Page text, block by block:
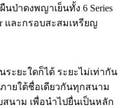
ป่าดงพญาเย็นทั้ง 6 Series
และกรอบสะสมเหรียญ
ระยะใดก็ได้ ระยะไม่เท่ากัน
ายใต้ชื่อเดียวกันทุกสนาม
นาม เพื่อนำไปยื่นเป็นหลัก